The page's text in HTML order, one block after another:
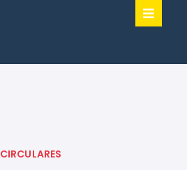
CIRCULARES